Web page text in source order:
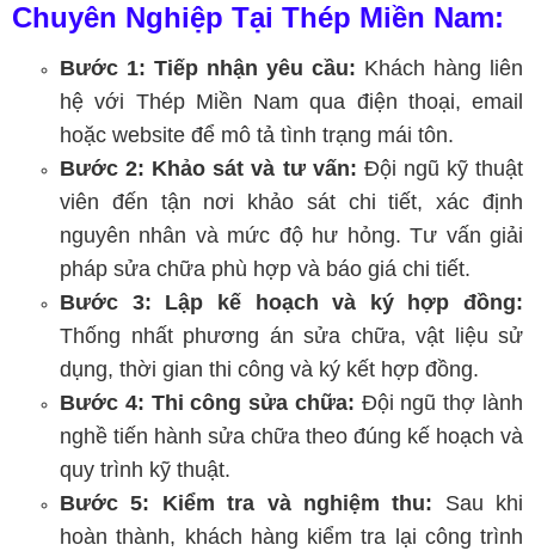
Chuyên Nghiệp Tại Thép Miền Nam:
Bước 1: Tiếp nhận yêu cầu: Khách hàng liên
hệ với Thép Miền Nam qua điện thoại, email
hoặc website để mô tả tình trạng mái tôn.
Bước 2: Khảo sát và tư vấn: Đội ngũ kỹ thuật
viên đến tận nơi khảo sát chi tiết, xác định
nguyên nhân và mức độ hư hỏng. Tư vấn giải
pháp sửa chữa phù hợp và báo giá chi tiết.
Bước 3: Lập kế hoạch và ký hợp đồng:
Thống nhất phương án sửa chữa, vật liệu sử
dụng, thời gian thi công và ký kết hợp đồng.
Bước 4: Thi công sửa chữa: Đội ngũ thợ lành
nghề tiến hành sửa chữa theo đúng kế hoạch và
quy trình kỹ thuật.
Bước 5: Kiểm tra và nghiệm thu: Sau khi
hoàn thành, khách hàng kiểm tra lại công trình